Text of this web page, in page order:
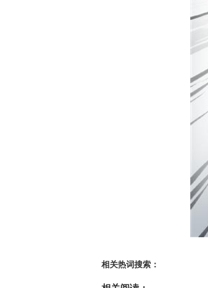
相关热词搜索：